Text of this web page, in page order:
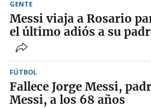
GENTE
Messi viaja a Rosario
el último adiós a su
FÚTBOL
Fallece Jorge Messi,
Messi, a los 68 años